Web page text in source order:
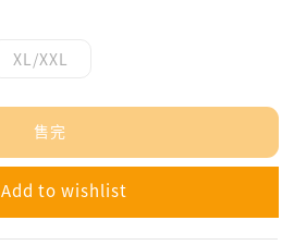
XL/XXL
售完
Add to wishlist